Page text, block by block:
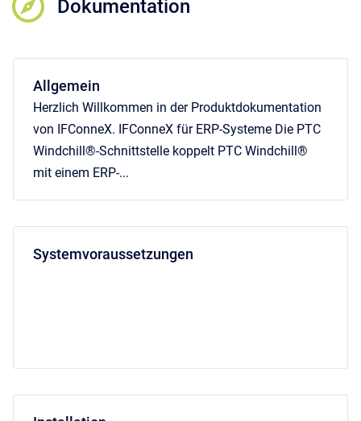
Dokumentation
Allgemein
Herzlich Willkommen in der Produktdokumentation
von IFConneX. IFConneX für ERP-Systeme Die PTC
Windchill®-Schnittstelle koppelt PTC Windchill®
mit einem ERP-...
Systemvoraussetzungen